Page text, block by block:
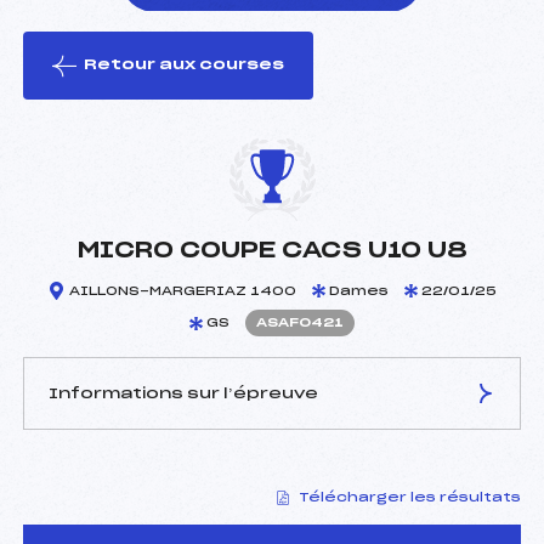
le ski
Retour aux courses
MICRO COUPE CACS U10 U8
AILLONS-MARGERIAZ 1400 Dames 22/01/25
GS ASAF0421
Informations sur l’épreuve
REMANDET ROBERT (SA)
Arbitre :
AUMONT LOUISE (SA)
Télécharger les résultats